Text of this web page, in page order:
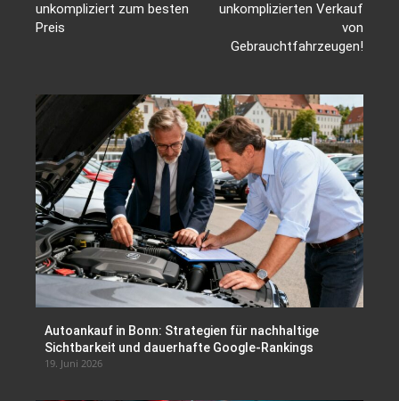
unkompliziert zum besten
Preis
unkomplizierten Verkauf
von
Gebrauchtfahrzeugen!
Autoankauf in Bonn: Strategien für nachhaltige
Sichtbarkeit und dauerhafte Google-Rankings
19. Juni 2026